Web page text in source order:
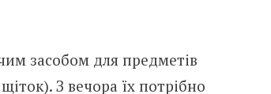
засобом для предметів
З вечора їх потрібно